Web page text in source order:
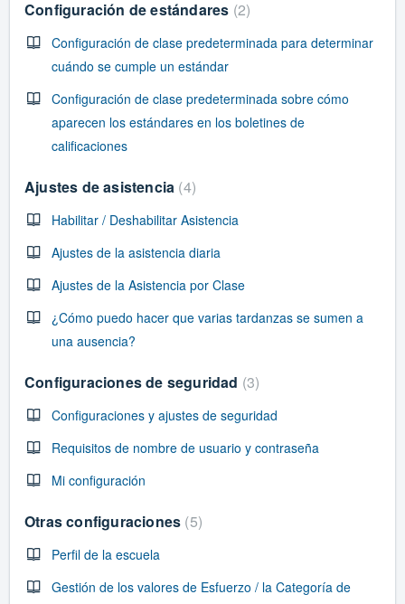
Configuración de estándares 2
Configuración de clase predeterminada para determinar
cuándo se cumple un estándar
Configuración de clase predeterminada sobre cómo
aparecen los estándares en los boletines de
calificaciones
Ajustes de asistencia 4
Habilitar / Deshabilitar Asistencia
Ajustes de la asistencia diaria
Ajustes de la Asistencia por Clase
¿Cómo puedo hacer que varias tardanzas se sumen a
una ausencia?
Configuraciones de seguridad 3
Configuraciones y ajustes de seguridad
Requisitos de nombre de usuario y contraseña
Mi configuración
Otras configuraciones 5
Perfil de la escuela
Gestión de los valores de Esfuerzo / la Categoría de